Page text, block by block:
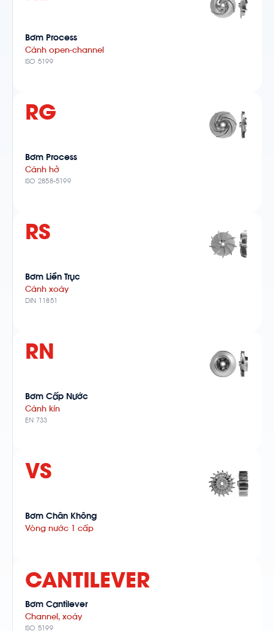
Bơm Process
Cánh open-channel
ISO 5199
RG
Bơm Process
Cánh hở
ISO 2858-5199
RS
Bơm Liền Trục
Cánh xoáy
DIN 11851
RN
Bơm Cấp Nước
Cánh kín
EN 733
VS
Bơm Chân Không
Vòng nước 1 cấp
CANTILEVER
Bơm Cantilever
Channel, xoáy
ISO 5199